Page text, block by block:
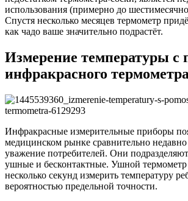
использования (примерно до
Спустя несколько месяцев термометр
как чадо ваше значительно подрастёт.
Измерение температуры
инфракрасного термометра
Инфракрасные измерительные приборы
медицинском рынке сравнительно
уважение потребителей. Они
ушные и бесконтактные. Ушной термометр
несколько секунд измерить температуру
вероятностью предельной точности.